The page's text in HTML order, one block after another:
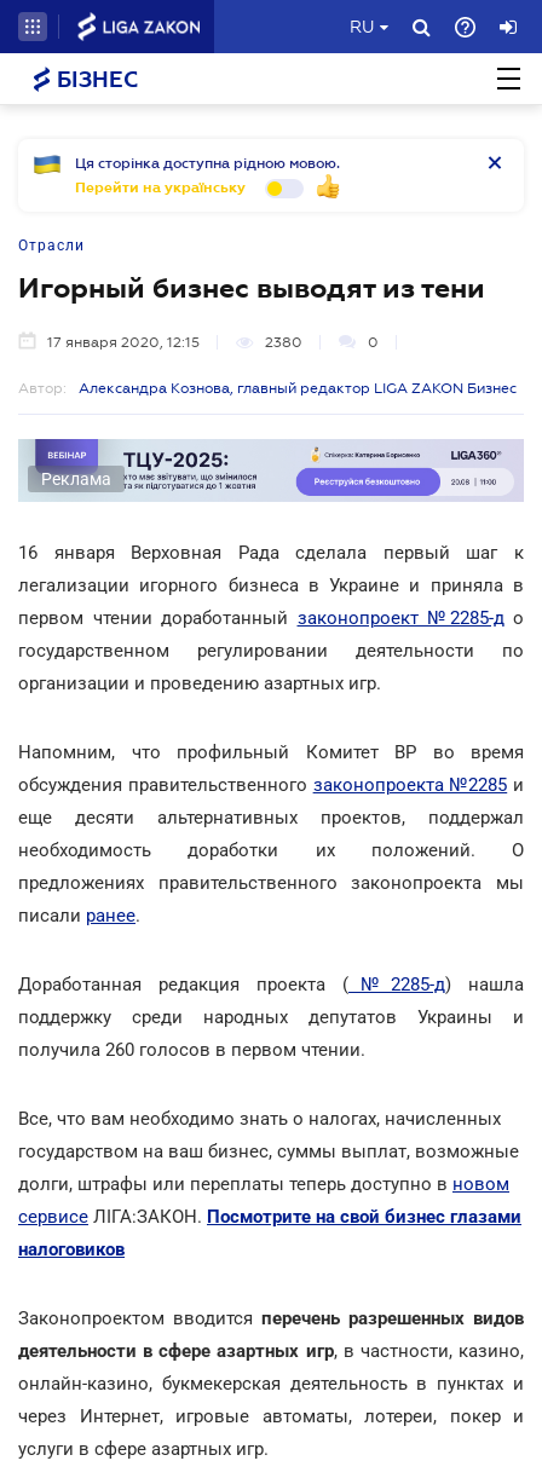
RU
БІЗНЕС
Ця сторінка доступна рідною мовою.
Перейти на українську
Отрасли
Игорный бизнес выводят из тени
17 января 2020, 12:15 2380 0
Автор: Александра Кознова, главный редактор LIGA ZAKON Бизнес
Реклама
16 января Верховная Рада сделала первый шаг к
легализации игорного бизнеса в Украине и приняла в
первом чтении доработанный законопроект №2285-до
государственном регулировании деятельности по
организации и проведению азартных игр.
Напомним, что профильный Комитет ВР во время
обсуждения правительственного законопроекта №2285 и
еще десяти альтернативных проектов, поддержал
необходимость доработки их положений. О
предложениях правительственного законопроекта мы
писали ранее.
Доработанная редакция проекта ( №2285-д) нашла
поддержку среди народных депутатов Украины и
получила 260 голосов в первом чтении.
Все, что вам необходимо знать о налогах, начисленных
государством на ваш бизнес, суммы выплат, возможные
долги, штрафы или переплаты теперь доступно в новом
сервисе ЛІГА:ЗАКОН. Посмотрите на свой бизнес глазами
налоговиков
Законопроектом вводится перечень разрешенных видов
деятельности в сфере азартных игр, в частности, казино,
онлайн-казино, букмекерская деятельность в пунктах и
через Интернет, игровые автоматы, лотереи, покер и
услуги в сфере азартных игр.